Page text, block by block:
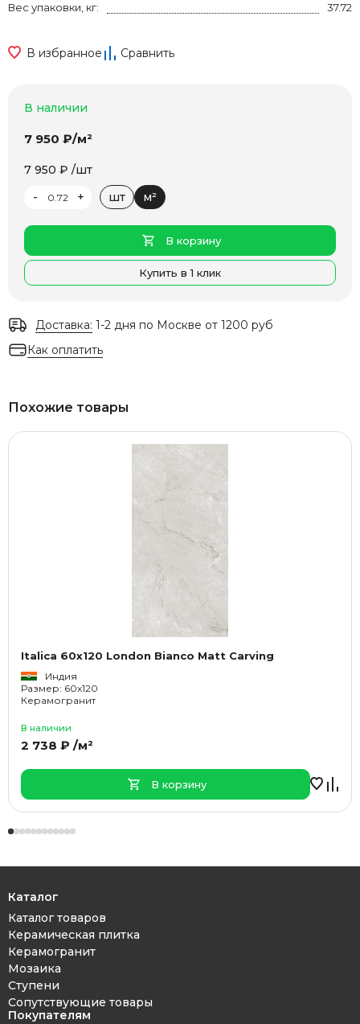
Вес упаковки, кг:
37.72
В избранное Сравнить
В наличии
7 950 ₽/м²
7 950 ₽ /шт
-
+ шт м²
В корзину
Купить в 1 клик
Доставка: 1-2 дня по Москве от 1200 руб
Как оплатить
Похожие товары
Italica 60x120 London Bianco Matt Carving
Индия
Размер: 60x120
Керамогранит
В наличии
2 738 ₽ /м²
В корзину
Каталог
Каталог товаров
Керамическая плитка
Керамогранит
Мозаика
Ступени
Сопутствующие товары
Покупателям